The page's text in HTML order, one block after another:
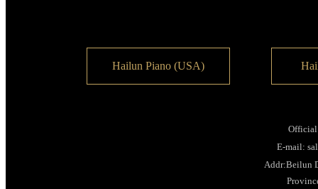
Hailun Piano (USA)
E-mail:
Addr:Beilun